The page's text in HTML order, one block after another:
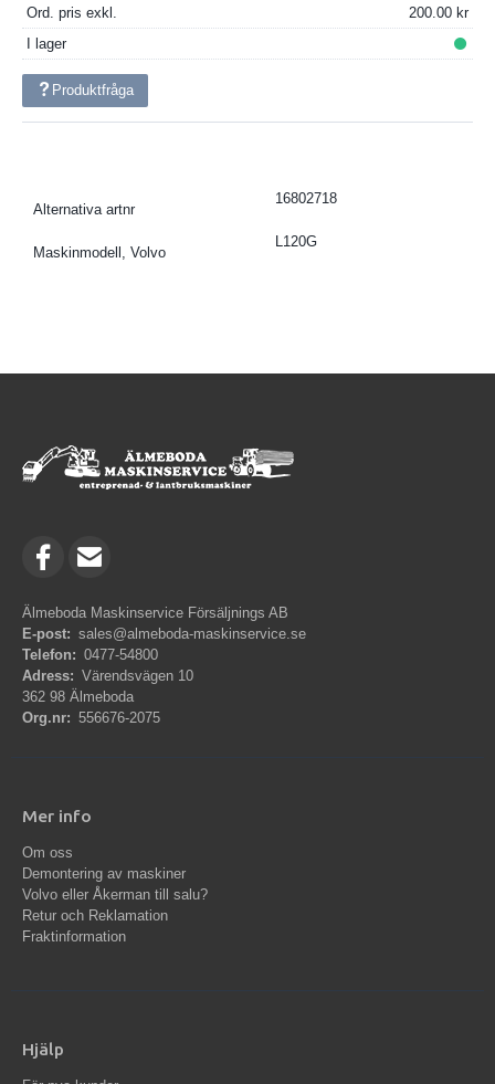
Ord. pris exkl.
200.00
I lager
Produktfråga
Alternativa artnr
16802718
Maskinmodell, Volvo
L120G
Älmeboda Maskinservice Försäljnings AB
E-post: sales@almeboda-maskinservice.se
Telefon: 0477-54800
Adress: Värendsvägen 10
362 98 Älmeboda
Org.nr: 556676-2075
Mer info
Om oss
Demontering av maskiner
Volvo eller Åkerman till salu?
Retur och Reklamation
Fraktinformation
Hjälp